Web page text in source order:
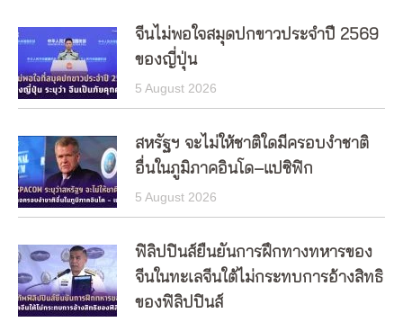
จีนไม่พอใจสมุดปกขาวประจำปี 2569
ของญี่ปุ่น
5 August 2026
สหรัฐฯ จะไม่ให้ชาติใดมีครอบงำชาติ
อื่นในภูมิภาคอินโด–แปซิฟิก
5 August 2026
ฟิลิปปินส์ยืนยันการฝึกทางทหารของ
จีนในทะเลจีนใต้ไม่กระทบการอ้างสิทธิ
ของฟิลิปปินส์